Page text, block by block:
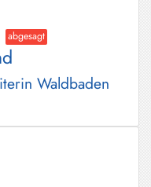
abgesagt
Waldbaden